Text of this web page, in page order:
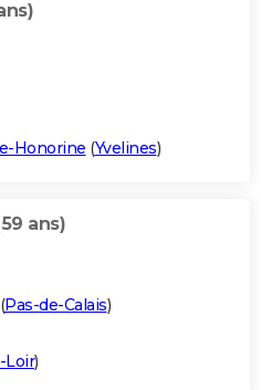
Honorine (Yvelines)
ans)
(Pas-de-Calais)
Loir)